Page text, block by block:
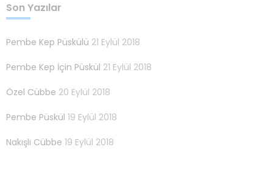
Son Yazılar
Pembe Kep Püskülü 21 Eylül 2018
Pembe Kep İçin Püskül 21 Eylül 2018
Özel Cübbe 20 Eylül 2018
Pembe Püskül 19 Eylül 2018
Nakışlı Cübbe 19 Eylül 2018